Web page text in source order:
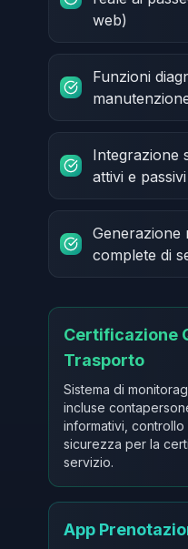
web)
Funzioni
Integrazione
attivi e
Generazione
complete di
Certificazione
Trasporto
Sistema di
incluse
informativi,
sicurezza per la
servizio.
App